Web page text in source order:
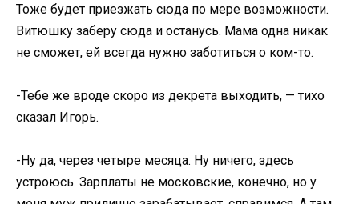
Тоже будет приезжать сюда по мере возможности.
Витюшку заберу сюда и останусь. Мама одна никак
не сможет, ей всегда нужно заботиться о ком-то.
-Тебе же вроде скоро из декрета выходить, — тихо
сказал Игорь.
-Ну да, через четыре месяца. Ну ничего, здесь
устроюсь. Зарплаты не московские, конечно, но у